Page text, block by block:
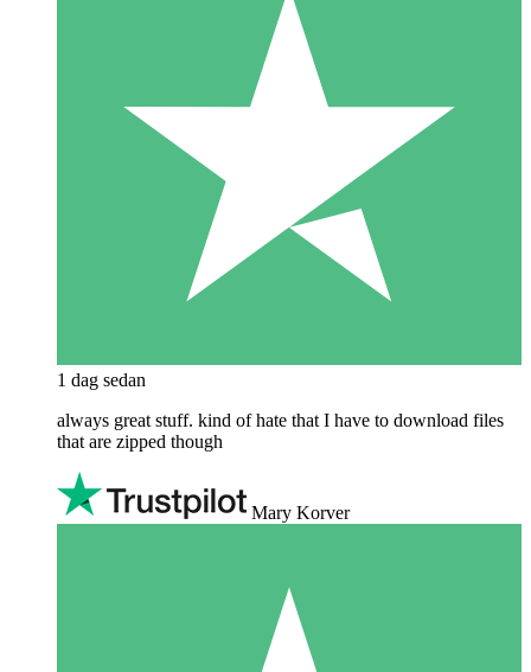
1 dag sedan
always great stuff. kind of hate that I have to download files
that are zipped though
Mary Korver